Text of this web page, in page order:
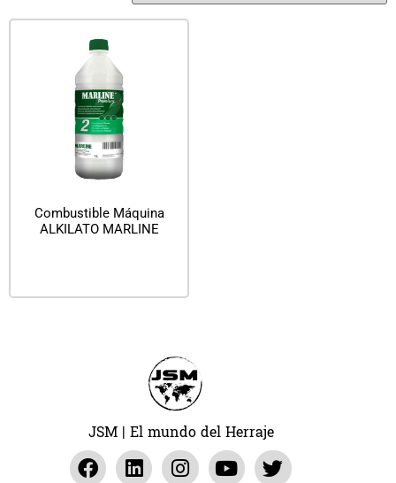
Combustible Máquina
ALKILATO MARLINE
JSM | El mundo del Herraje